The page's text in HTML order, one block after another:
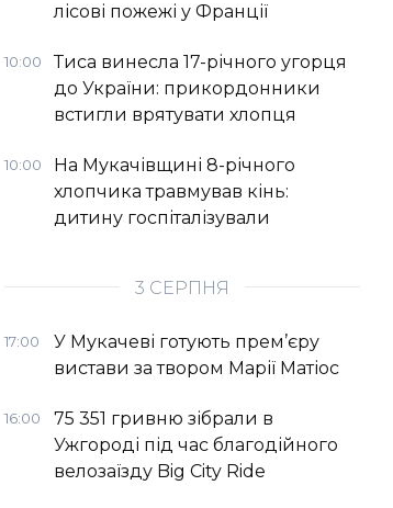
лісові пожежі у Франції
10:00
Тиса винесла 17-річного угорця
до України: прикордонники
встигли врятувати хлопця
10:00
На Мукачівщині 8-річного
хлопчика травмував кінь:
дитину госпіталізували
3 СЕРПНЯ
17:00
У Мукачеві готують прем’єру
вистави за твором Марії Матіос
16:00
75 351 гривню зібрали в
Ужгороді під час благодійного
велозаїзду Big Сity Ride